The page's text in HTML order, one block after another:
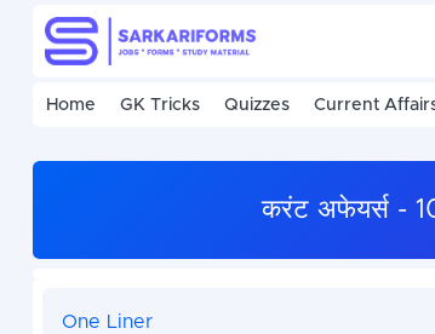
Home GK Tricks Quizzes Current
करंट अफेयर्स -
One Liner